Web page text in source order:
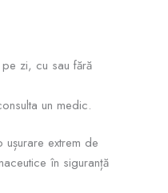
zi, cu sau fără
un medic.
extrem de
în siguranță